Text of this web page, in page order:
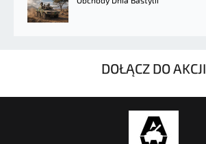
DOŁĄCZ DO AKCJI